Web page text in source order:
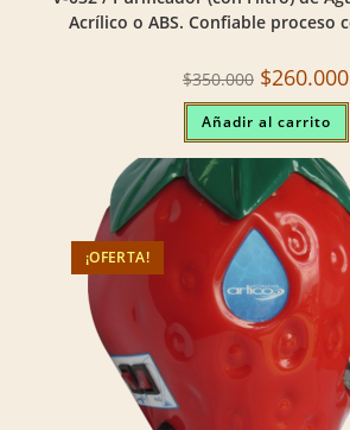
Acrílico o ABS. Confiable proceso
$350.000 Original
price
was:
$350.000.
$260.000
Añadir al carrito
¡OFERTA!